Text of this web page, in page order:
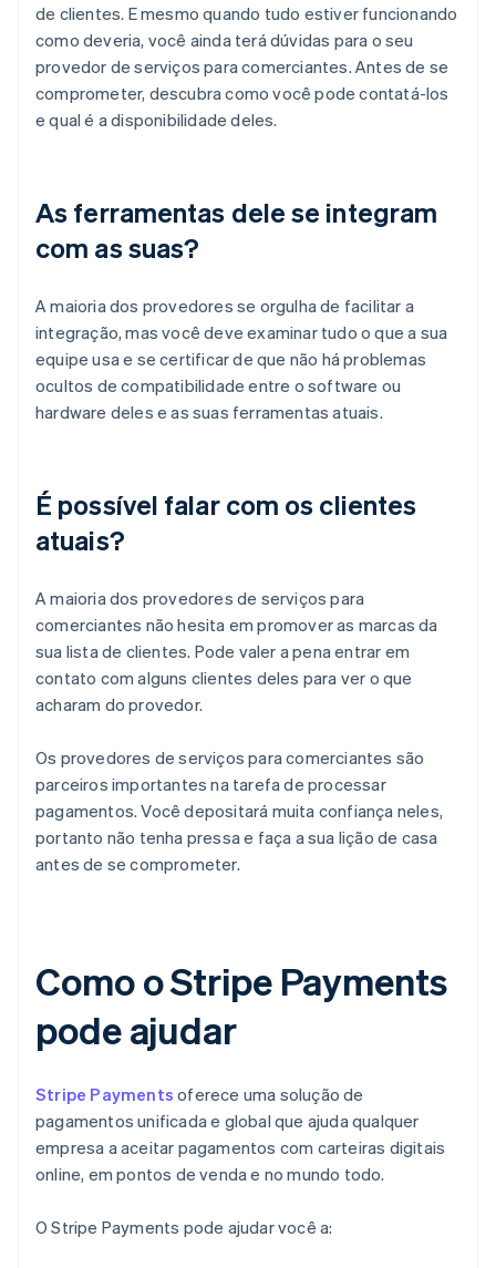
de clientes. E mesmo quando tudo estiver funcionando
como deveria, você ainda terá dúvidas para o seu
provedor de serviços para comerciantes. Antes de se
comprometer, descubra como você pode contatá-los
e qual é a disponibilidade deles.
As ferramentas dele se integram
com as suas?
A maioria dos provedores se orgulha de facilitar a
integração, mas você deve examinar tudo o que a sua
equipe usa e se certificar de que não há problemas
ocultos de compatibilidade entre o software ou
hardware deles e as suas ferramentas atuais.
É possível falar com os clientes
atuais?
A maioria dos provedores de serviços para
comerciantes não hesita em promover as marcas da
sua lista de clientes. Pode valer a pena entrar em
contato com alguns clientes deles para ver o que
acharam do provedor.
Os provedores de serviços para comerciantes são
parceiros importantes na tarefa de processar
pagamentos. Você depositará muita confiança neles,
portanto não tenha pressa e faça a sua lição de casa
antes de se comprometer.
Como o Stripe Payments
pode ajudar
Stripe Payments oferece uma solução de
pagamentos unificada e global que ajuda qualquer
empresa a aceitar pagamentos com carteiras digitais
online, em pontos de venda e no mundo todo.
O Stripe Payments pode ajudar você a: